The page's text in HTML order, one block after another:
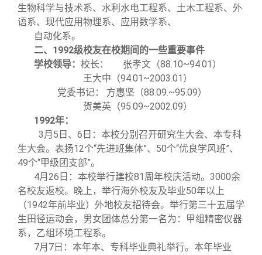
捐赠方法
义工计划
我要订阅
新媒体平台
清华故事
青春风采
校友文苑
校友视界
终身学习
信息化服务
三创大赛
校友总会
总会简介
会长致辞
理事会名单
制度法规
联系我们
关闭
生物科学与技术系、水利水电工程系、土木工程系、外
语系、现代应用物理系、应用数学系、
自动化系。
二、1992级校友在校期间的一些重要事件
学校领导： 校长： 张孝文（88.10~94.01）
王大中（94.01~2003.01）
党委书记： 方惠坚（88.09.~95.09）
贺美英（95.09~2002.09）
1992年：
3月5日、6日：本校分别召开研究生大会、本专科
生大会。表扬12个“先进班集体”、50个“优良学风班”、
49个“甲级团支部”。
4月26日：本校举行建校81周年校庆活动。3000余
名校友返校。晚上，举行海外校友及毕业50年以上
（1942年前毕业）外地校友招待会。举行第三十五届学
生田径运动会，男女团体总分第一名为：甲组精密仪器
系，乙组环境工程系。
7月7日：本年本、专科毕业典礼举行。本年毕业